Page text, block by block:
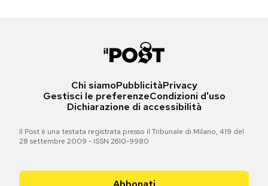
Chi siamoPubblicitàPrivacy
Gestisci le preferenzeCondizioni d'uso
Dichiarazione di accessibilità
Il Post è una testata registrata presso il Tribunale di Milano, 419 del
28 settembre 2009 - ISSN 2610-9980